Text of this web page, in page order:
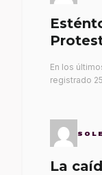
En los
registrado
La